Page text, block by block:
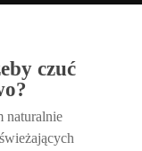
czuć
naturalnie